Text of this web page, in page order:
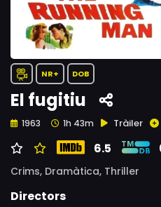
NR+ DOB
El fugitiu
1963 1h 43m Tràiler
6.5
Crims, Dramàtica, Thriller
Directors